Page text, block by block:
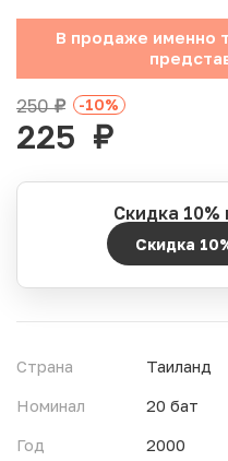
Инвестиционные монеты
В продаже именно
250руб. -10%
225 руб.
Скидка 10%
Скидка
Период действия акции:
Время до окончания:
11
Страна
Таиланд
Номинал
20 бат
Год
2000